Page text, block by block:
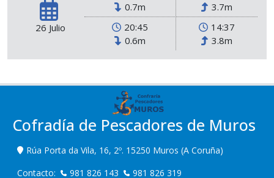
26 Julio
0.7m
3.7m
20:45
0.6m
14:37
3.8m
Cofradía de Pescadores de Muros
Rúa Porta da Vila, 16, 2º. 15250 Muros (A Coruña)
Contacto:
981 826 143 981 826 319